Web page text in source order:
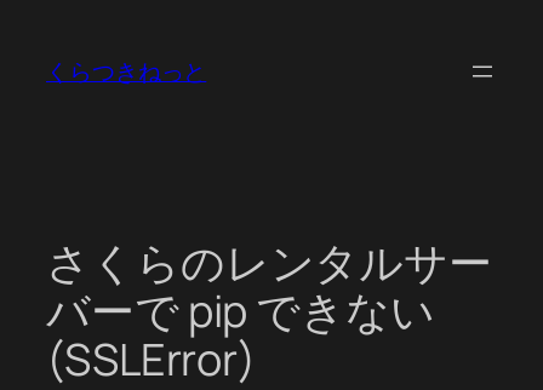
くらつきねっと
さくらのレンタルサー
バーで pip できない
(SSLError)